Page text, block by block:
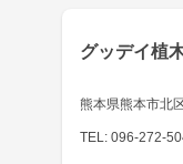
グッデイ植
熊本県熊本市北
TEL: 096-272-